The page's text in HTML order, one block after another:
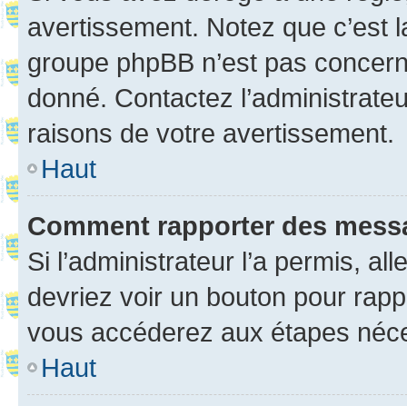
avertissement. Notez que c’est
groupe phpBB n’est pas
donné. Contactez
raisons de votre avertissement.
Haut
Comment rapporter des
Si l’administrateur l’a permis,
devriez voir un bouton pour
vous accéderez aux étapes
Haut